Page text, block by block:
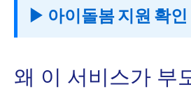
▶ 아이돌봄 지원 확인
왜 이 서비스가 부